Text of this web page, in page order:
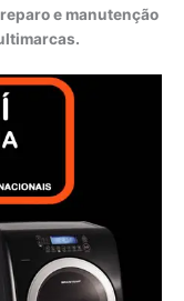
e manutenção